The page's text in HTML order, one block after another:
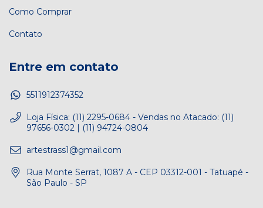
Como Comprar
Contato
Entre em contato
5511912374352
Loja Física: (11) 2295-0684 - Vendas no Atacado: (11)
97656-0302 | (11) 94724-0804
artestrass1@gmail.com
Rua Monte Serrat, 1087 A - CEP 03312-001 - Tatuapé -
São Paulo - SP